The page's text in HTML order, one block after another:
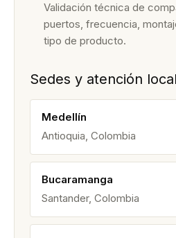
Validación técnica de
puertos, frecuencia,
tipo de producto.
Sedes y atención local
Medellín
Antioquia, Colombia
Bucaramanga
Santander, Colombia